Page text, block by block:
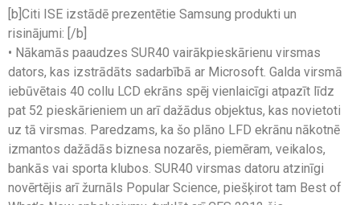
[b]Citi ISE izstādē prezentētie Samsung produkti un
risinājumi: [/b]
• Nākamās paaudzes SUR40 vairākpieskārienu virsmas
dators, kas izstrādāts sadarbībā ar Microsoft. Galda virsmā
iebūvētais 40 collu LCD ekrāns spēj vienlaicīgi atpazīt līdz
pat 52 pieskārieniem un arī dažādus objektus, kas novietoti
uz tā virsmas. Paredzams, ka šo plāno LFD ekrānu nākotnē
izmantos dažādās biznesa nozarēs, piemēram, veikalos,
bankās vai sporta klubos. SUR40 virsmas datoru atzinīgi
novērtējis arī žurnāls Popular Science, piešķirot tam Best of